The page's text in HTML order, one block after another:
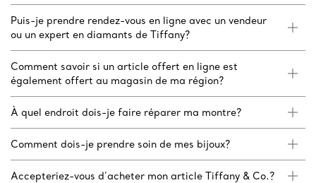
Puis-je prendre rendez-vous en ligne avec un vendeur
ou un expert en diamants de Tiffany?
Comment savoir si un article offert en ligne est
également offert au magasin de ma région?
À quel endroit dois-je faire réparer ma montre?
Comment dois-je prendre soin de mes bijoux?
Accepteriez-vous d’acheter mon article Tiffany & Co.?